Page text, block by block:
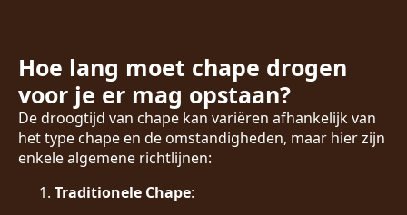
Hoe lang moet chape drogen
voor je er mag opstaan?
De droogtijd van chape kan variëren afhankelijk van
het type chape en de omstandigheden, maar hier zijn
enkele algemene richtlijnen:
Traditionele Chape: